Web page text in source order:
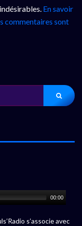
En savoir
commentaires sont
00:00
s’associe avec